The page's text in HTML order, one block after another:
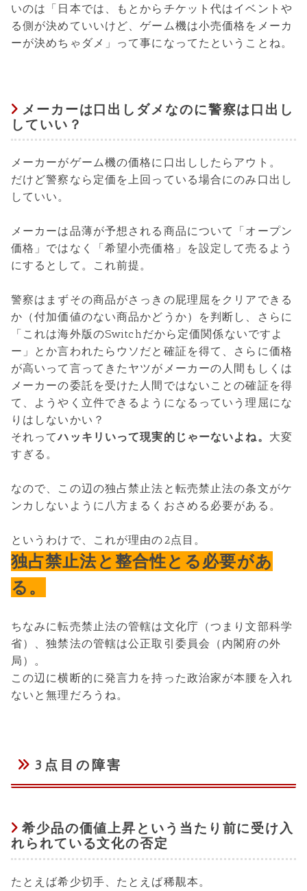
いのは「日本では、もとからチケット代はイベントや
る側が決めていいけど、ゲーム機は小売価格をメーカ
ーが決めちゃダメ」って事になってたということね。
メーカーは口出しダメなのに警察は口出し
していい？
メーカーがゲーム機の価格に口出ししたらアウト。
だけど警察なら定価を上回っている場合にのみ口出し
していい。
メーカーは品薄が予想される商品について「オープン
価格」ではなく「希望小売価格」を設定して売るよう
にするとして。これ前提。
警察はまずその商品がさっきの屁理屈をクリアできる
か（付加価値のない商品かどうか）を判断し、さらに
「これは海外版のSwitchだから定価関係ないですよ
ー」とか言われたらウソだと確証を得て、さらに価格
が高いって言ってきたヤツがメーカーの人間もしくは
メーカーの委託を受けた人間ではないことの確証を得
て、ようやく立件できるようになるっていう理屈にな
りはしないかい？
それってハッキリいって現実的じゃーないよね。 大変
すぎる。
なので、この辺の独占禁止法と転売禁止法の条文がケ
ンカしないように八方まるくおさめる必要がある。
というわけで、これが理由の2点目。
独占禁止法と整合性とる必要があ
る。
ちなみに転売禁止法の管轄は文化庁（つまり文部科学
省）、独禁法の管轄は公正取引委員会（内閣府の外
局）。
この辺に横断的に発言力を持った政治家が本腰を入れ
ないと無理だろうね。
3点目の障害
希少品の価値上昇という当たり前に受け入
れられている文化の否定
たとえば希少切手、たとえば稀覯本。